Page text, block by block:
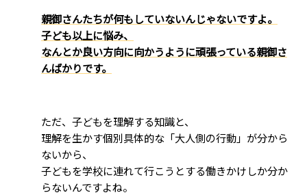
親御さんたちが何もしていないんじゃないですよ。
子ども以上に悩み、
なんとか良い方向に向かうように頑張っている親御さ
んばかりです。
ただ、子どもを理解する知識と、
理解を生かす個別具体的な「大人側の行動」が分から
ないから、
子どもを学校に連れて行こうとする働きかけしか分か
らないんですよね。